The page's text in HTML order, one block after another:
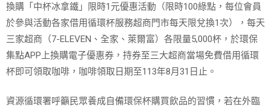
換購「中杯冰拿鐵」限時1元優惠活動（限時100綠點，每位會員
於參與活動各家借用循環杯服務超商門市每天限兌換1次），每天
三家超商（7-ELEVEN、全家、萊爾富）各限量5,000杯，於環保
集點APP上換購電子優惠券，持券至三大超商當場免費借用循環
杯即可領取咖啡，咖啡領取日期至113年8月31日止。
資源循環署呼籲民眾養成自備環保杯購買飲品的習慣，若在外臨